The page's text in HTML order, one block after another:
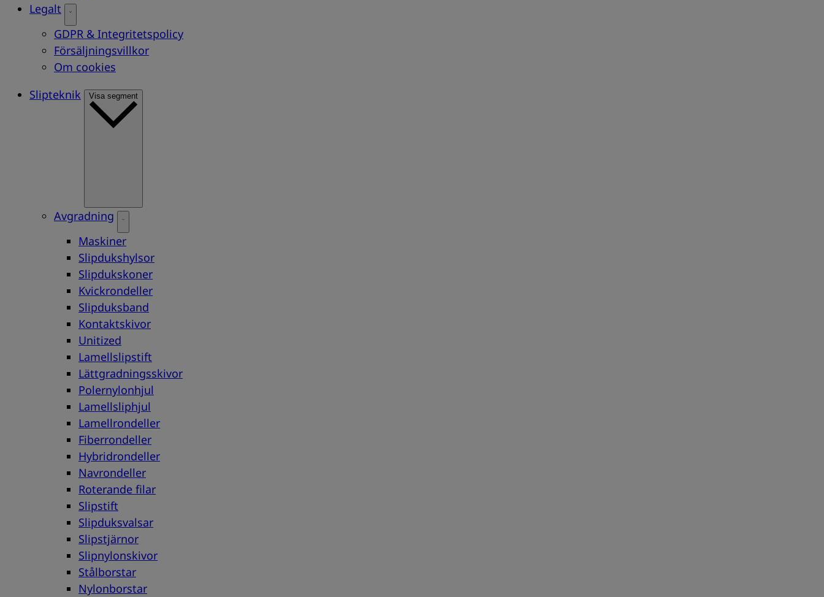
Legalt
GDPR & Integritetspolicy
Försäljningsvillkor
Om cookies
Slipteknik
Visa segment
Avgradning
Maskiner
Slipdukshylsor
Slipdukskoner
Kvickrondeller
Slipduksband
Kontaktskivor
Unitized
Lamellslipstift
Lättgradningsskivor
Polernylonhjul
Lamellsliphjul
Lamellrondeller
Fiberrondeller
Hybridrondeller
Navrondeller
Roterande filar
Slipstift
Slipduksvalsar
Slipstjärnor
Slipnylonskivor
Stålborstar
Nylonborstar